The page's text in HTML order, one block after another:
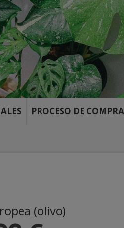
PROCESO DE COMPRA
Olea europea (olivo)